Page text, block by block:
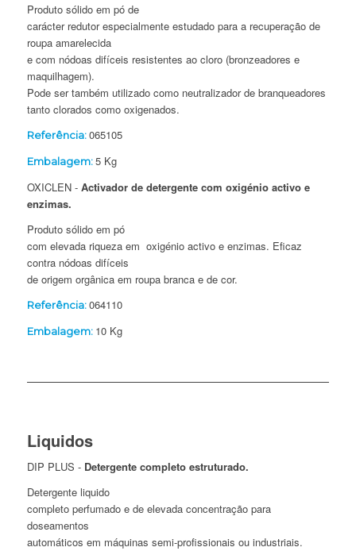
Produto sólido em pó de
carácter redutor especialmente estudado para a recuperação de
roupa amarelecida
e com nódoas difíceis resistentes ao cloro (bronzeadores e
maquilhagem).
Pode ser também utilizado como neutralizador de branqueadores
tanto clorados como oxigenados.
Referência:065105
Embalagem:5 Kg
OXICLEN - Activador de detergente com oxigénio activo e
enzimas.
Produto sólido em pó
com elevada riqueza em oxigénio activo e enzimas. Eficaz
contra nódoas difíceis
de origem orgânica em roupa branca e de cor.
Referência:064110
Embalagem: 10 Kg
Liquidos
DIP PLUS - Detergente completo estruturado.
Detergente liquido
completo perfumado e de elevada concentração para
doseamentos
automáticos em máquinas semi-profissionais ou industriais.